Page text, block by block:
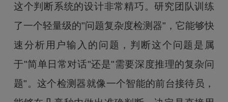
这个判断系统的设计非常精巧。研究团队训练
了一个轻量级的"问题复杂度检测器"，它能够快
速分析用户输入的问题，判断这个问题是属
于"简单日常对话"还是"需要深度推理的复杂问
题"。这个检测器就像一个智能的前台接待员，